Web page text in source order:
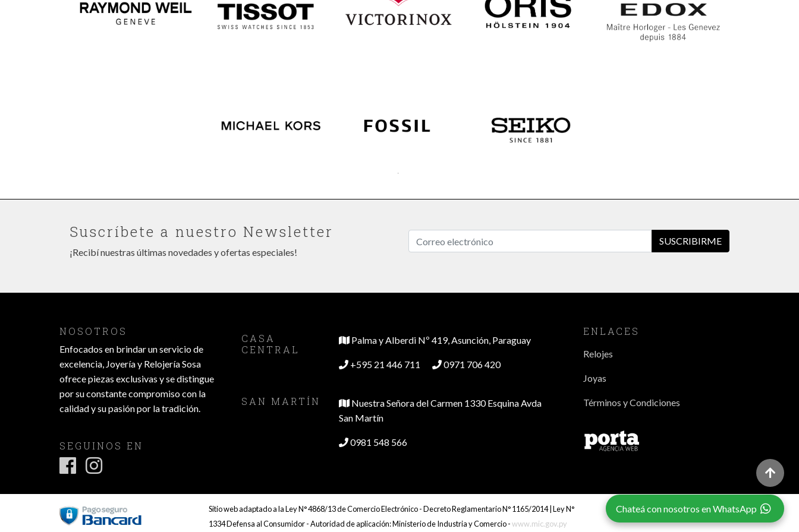
Suscríbete a nuestro Newsletter
¡Recibí nuestras últimas novedades y ofertas especiales!
SUSCRIBIRME
NOSOTROS
Enfocados en brindar un servicio de
excelencia, Joyería y Relojería Sosa
ofrece piezas exclusivas y se distingue
por su constante compromiso con la
calidad y su pasión por la tradición.
SEGUINOS EN
CASA
CENTRAL
Palma y Alberdi Nº 419, Asunción, Paraguay
+595 21 446 711 0971 706 420
SAN MARTÍN
Nuestra Señora del Carmen 1330 Esquina Avda
San Martín
0981 548 566
ENLACES
Relojes
Joyas
Términos y Condiciones
Sitio web adaptado a la Ley N° 4868/13 de Comercio Electrónico - Decreto Reglamentario N° 1165/2014 | Ley N°
1334 Defensa al Consumidor - Autoridad de aplicación: Ministerio de Industria y Comercio -www.mic.gov.py
Chateá con nosotros en WhatsApp